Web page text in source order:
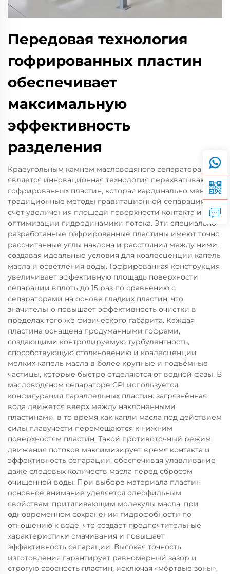
Передовая технология
гофрированных пластин
обеспечивает
максимальную
эффективность
разделения
Краеугольным камнем масловодяного сепаратора CPI
является инновационная технология перехватывающих
гофрированных пластин, которая кардинально меняет
традиционные методы гравитационной сепарации за
счёт увеличения площади поверхности контакта и
оптимизации гидродинамики потока. Эти специально
разработанные гофрированные пластины имеют точно
рассчитанные углы наклона и расстояния между ними,
создавая идеальные условия для коалесценции капель
масла и осветления воды. Гофрированная конструкция
увеличивает эффективную площадь поверхности
сепарации вплоть до 15 раз по сравнению с
сепараторами на основе гладких пластин, что
значительно повышает эффективность очистки в
пределах того же физического габарита. Каждая
пластина оснащена продуманными гофрами,
создающими контролируемую турбулентность,
способствующую столкновению и коалесценции
мелких капель масла в более крупные и подъёмные
частицы, которые быстро отделяются от водной фазы. В
масловодяном сепараторе CPI используется
конфигурация параллельных пластин: загрязнённая
вода движется вверх между наклонёнными
пластинами, в то время как капли масла под действием
силы плавучести перемещаются к нижним
поверхностям пластин. Такой противоточный режим
движения потоков максимизирует время контакта и
эффективность сепарации, обеспечивая улавливание
даже следовых количеств масла перед сбросом
очищенной воды. При выборе материала пластин
основное внимание уделяется олеофильным
свойствам, притягивающим молекулы масла, при
одновременном сохранении гидрофобности по
отношению к воде, что создаёт предпочтительные
характеристики смачивания и повышает
эффективность сепарации. Высокая точность
изготовления гарантирует равномерный зазор и
строгую соосность пластин, исключая «мёртвые зоны»,